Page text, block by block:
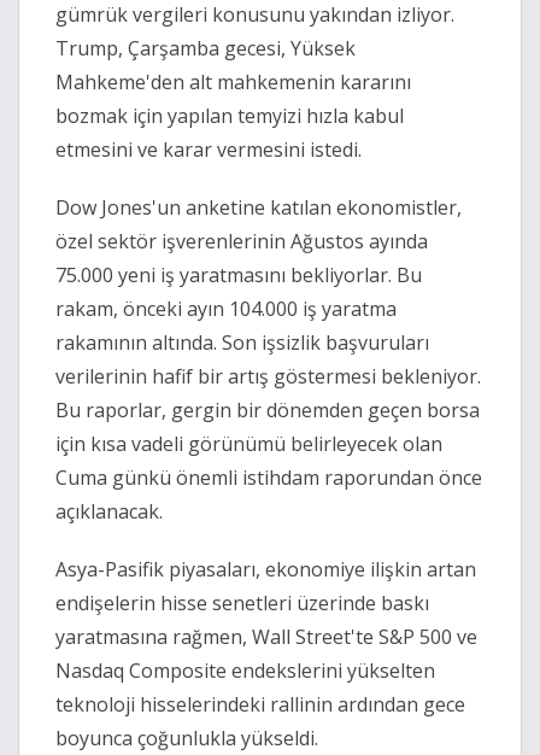
gümrük vergileri konusunu yakından izliyor.
Trump, Çarşamba gecesi, Yüksek
Mahkeme'den alt mahkemenin kararını
bozmak için yapılan temyizi hızla kabul
etmesini ve karar vermesini istedi.
Dow Jones'un anketine katılan ekonomistler,
özel sektör işverenlerinin Ağustos ayında
75.000 yeni iş yaratmasını bekliyorlar. Bu
rakam, önceki ayın 104.000 iş yaratma
rakamının altında. Son işsizlik başvuruları
verilerinin hafif bir artış göstermesi bekleniyor.
Bu raporlar, gergin bir dönemden geçen borsa
için kısa vadeli görünümü belirleyecek olan
Cuma günkü önemli istihdam raporundan önce
açıklanacak.
Asya-Pasifik piyasaları, ekonomiye ilişkin artan
endişelerin hisse senetleri üzerinde baskı
yaratmasına rağmen, Wall Street'te S&P 500 ve
Nasdaq Composite endekslerini yükselten
teknoloji hisselerindeki rallinin ardından gece
boyunca çoğunlukla yükseldi.